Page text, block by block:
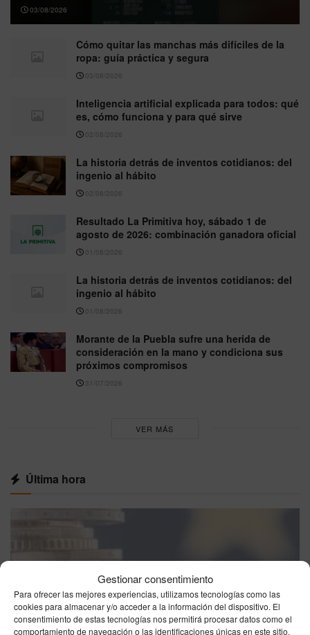
Gestionar consentimiento
Para ofrecer las mejores experiencias, utilizamos tecnologías como las
cookies para almacenar y/o acceder a la información del dispositivo. El
consentimiento de estas tecnologías nos permitirá procesar datos como el
comportamiento de navegación o las identificaciones únicas en este sitio.
03/08/2026
Cómo quitar las manchas más difíciles de la
ropa: guía práctica y segura
03/08/2026
Inteligencia artificial explicada para todos: qué
es, cómo funciona y para qué sirve
02/08/2026
La historia detrás de inventos cotidianos: del
ingenio al hábito
02/08/2026
Resultado La Primitiva hoy, sábado 1 de
agosto de 2026: combinación ganadora oficial
01/08/2026
La historia detrás de inventos cotidianos: del
ingenio al hábito
01/08/2026
Morante de la Puebla sufre una herida de
consideración en la mano y condiciona sus
próximos compromisos
31/07/2026
VER MÁS
Última hora